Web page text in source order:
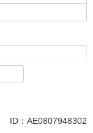
ID：AE0807948302